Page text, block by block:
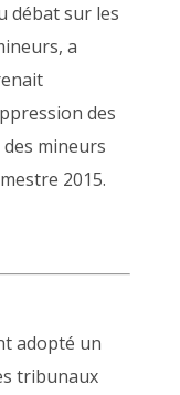
débat sur les
a
des
mineurs
2015.
adopté un
tribunaux